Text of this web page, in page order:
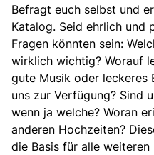
Befragt euch selbst und
Katalog. Seid ehrlich und
Fragen könnten sein:
wirklich wichtig? Worauf
gute Musik oder leckeres
uns zur Verfügung? Sind
wenn ja welche? Woran
anderen Hochzeiten?
die Basis für alle weiteren